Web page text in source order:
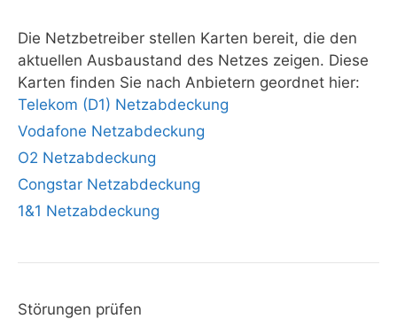
Die Netzbetreiber stellen Karten bereit, die den
aktuellen Ausbaustand des Netzes zeigen. Diese
Karten finden Sie nach Anbietern geordnet hier:
Telekom (D1) Netzabdeckung
Vodafone Netzabdeckung
O2 Netzabdeckung
Congstar Netzabdeckung
1&1 Netzabdeckung
Störungen prüfen